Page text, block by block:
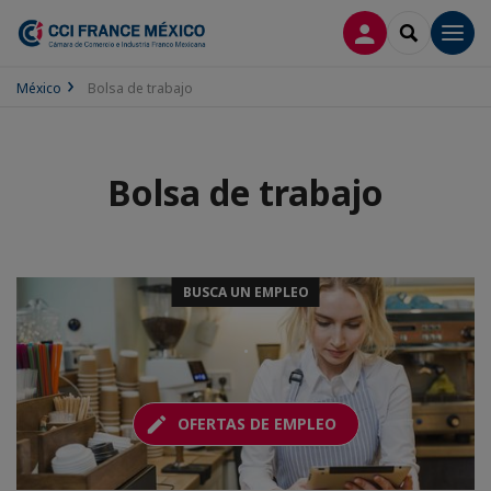
CONECTARSE
SEARCH
México Bolsa de trabajo
Bolsa de trabajo
BUSCA UN EMPLEO
.
OFERTAS DE EMPLEO